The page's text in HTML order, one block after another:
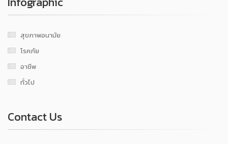
สุขภาพอนามัย
โรคภัย
อาชีพ
ทั่วไป
Contact Us